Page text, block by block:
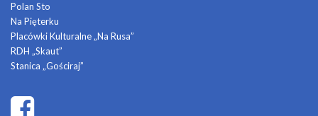
Polan Sto
Na Pięterku
Placówki Kulturalne „Na Rusa”
RDH „Skaut”
Stanica „Gościraj”